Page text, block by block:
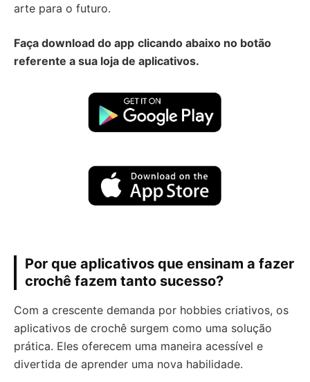
arte para o futuro.
Faça download do app clicando abaixo no botão
referente a sua loja de aplicativos.
Por que aplicativos que ensinam a fazer
crochê fazem tanto sucesso?
Com a crescente demanda por hobbies criativos, os
aplicativos de crochê surgem como uma solução
prática. Eles oferecem uma maneira acessível e
divertida de aprender uma nova habilidade.